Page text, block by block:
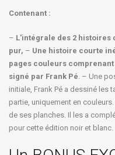
Contenant :
– L'intégrale des 2 histoires
pur, – Une histoire courte
pages couleurs
signé par Frank Pé. – Une
initiale, Frank Pé a dessiné les
partie, uniquement en
de ses planches. Il les a
pour cette édition noir et blanc.